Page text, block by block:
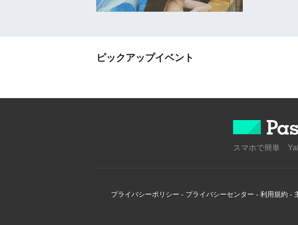
ピックアップイベント
スマホで簡単
プライバシーポリシー - プライバシーセンター - 利用規約 -